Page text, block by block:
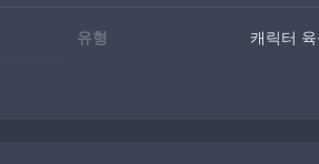
유형 캐릭터